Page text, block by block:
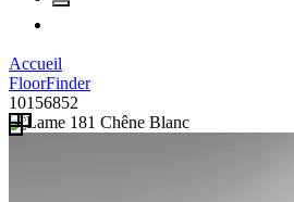
Accueil
FloorFinder
10156852